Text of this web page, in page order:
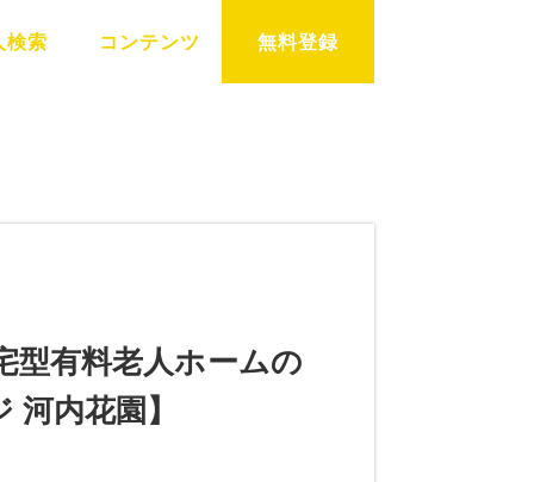
検索 コンテンツ 無料登録
型有料老人ホームの
内花園】